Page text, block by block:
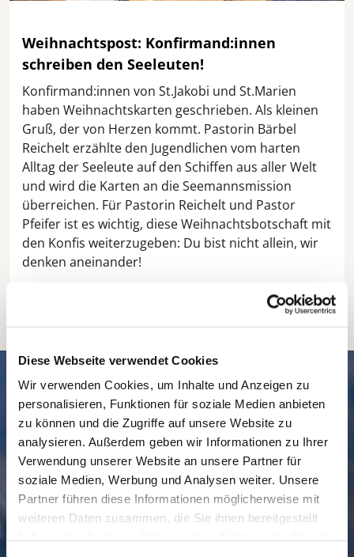
Diese Webseite verwendet Cookies
Wir verwenden Cookies, um Inhalte und Anzeigen zu
personalisieren, Funktionen für soziale Medien anbieten
zu können und die Zugriffe auf unsere Website zu
analysieren. Außerdem geben wir Informationen zu Ihrer
Verwendung unserer Website an unsere Partner für
soziale Medien, Werbung und Analysen weiter. Unsere
Partner führen diese Informationen möglicherweise mit
weiteren Daten zusammen, die Sie ihnen bereitgestellt
Weihnachtspost: Konfirmand:innen
schreiben den Seeleuten!
Konfirmand:innen von St.Jakobi und St.Marien
haben Weihnachtskarten geschrieben. Als kleinen
Gruß, der von Herzen kommt. Pastorin Bärbel
Reichelt erzählte den Jugendlichen vom harten
Alltag der Seeleute auf den Schiffen aus aller Welt
und wird die Karten an die Seemannsmission
überreichen. Für Pastorin Reichelt und Pastor
Pfeifer ist es wichtig, diese Weihnachtsbotschaft mit
den Konfis weiterzugeben: Du bist nicht allein, wir
denken aneinander!
SCHNELL // NAVIGIERT